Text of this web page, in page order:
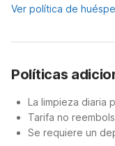
Ver política de
Políticas
La limpieza diaria
Tarifa no
Se requiere un